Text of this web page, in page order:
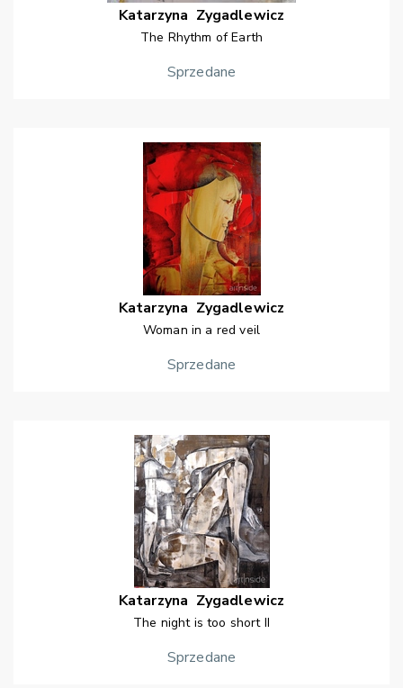
Katarzyna Zygadlewicz
The Rhythm of Earth
Sprzedane
Katarzyna Zygadlewicz
Woman in a red veil
Sprzedane
Katarzyna Zygadlewicz
The night is too short II
Sprzedane